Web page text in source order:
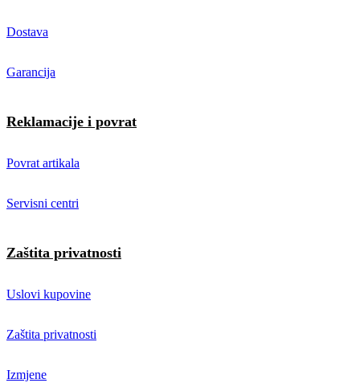
Dostava
Garancija
Reklamacije i povrat
Povrat artikala
Servisni centri
Zaštita privatnosti
Uslovi kupovine
Zaštita privatnosti
Izmjene